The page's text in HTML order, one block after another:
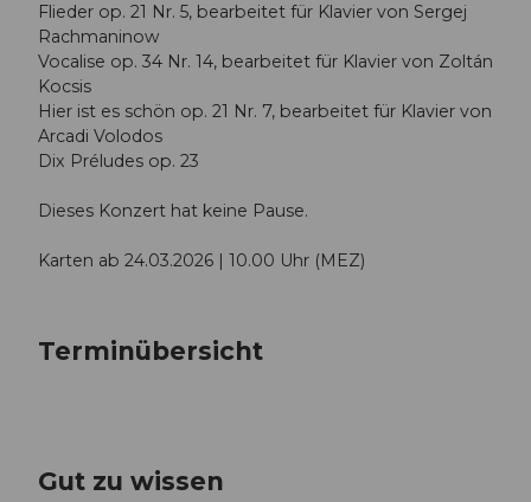
Flieder op. 21 Nr. 5, bearbeitet für Klavier von Sergej
Rachmaninow
Vocalise op. 34 Nr. 14, bearbeitet für Klavier von Zoltán
Kocsis
Hier ist es schön op. 21 Nr. 7, bearbeitet für Klavier von
Arcadi Volodos
Dix Préludes op. 23
Dieses Konzert hat keine Pause.
Karten ab 24.03.2026 | 10.00 Uhr (MEZ)
Terminübersicht
Gut zu wissen